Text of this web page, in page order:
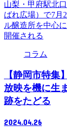
山梨・甲府駅北
ばれ広場）で7月
ル醸造所を中心
開催される
コラム
【静岡市特集
放映を機に生
跡をたどる
2024.04.26